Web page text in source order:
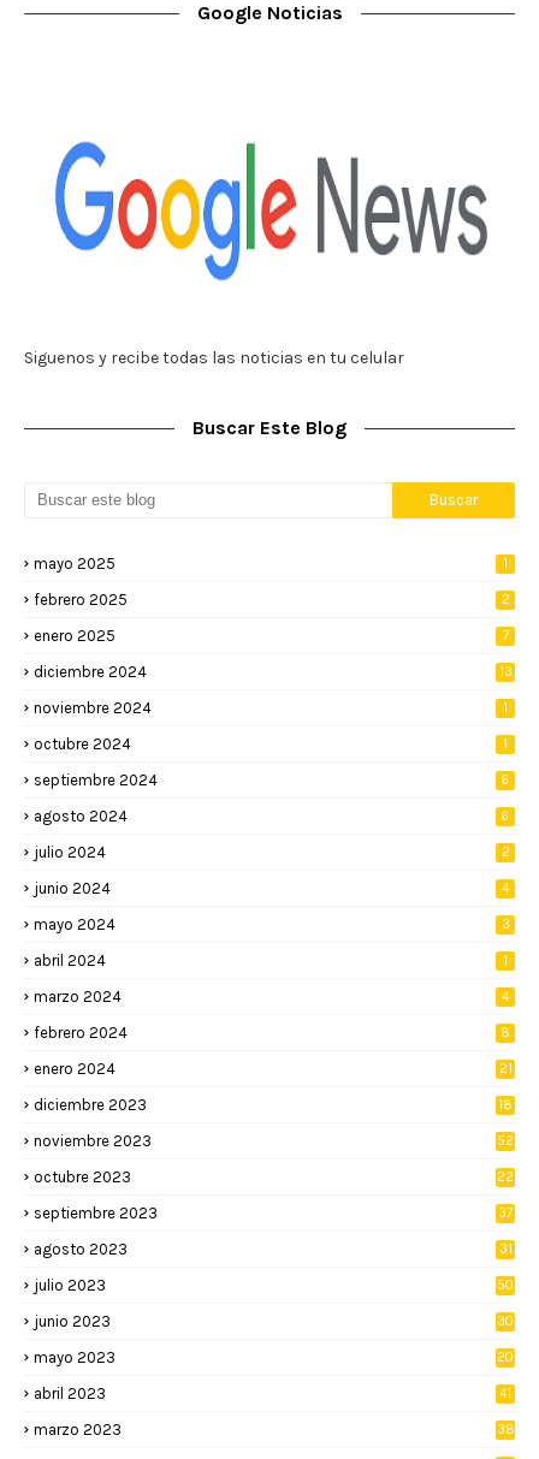
Google Noticias
Siguenos y recibe todas las noticias en tu celular
Buscar Este Blog
mayo 2025 1
febrero 2025 2
enero 2025 7
diciembre 2024 13
noviembre 2024 1
octubre 2024 1
septiembre 2024 6
agosto 2024 6
julio 2024 2
junio 2024 4
mayo 2024 3
abril 2024 1
marzo 2024 4
febrero 2024 8
enero 2024 21
diciembre 2023 18
noviembre 2023 52
octubre 2023 22
septiembre 2023 37
agosto 2023 31
julio 2023 50
junio 2023 30
mayo 2023 20
abril 2023 41
marzo 2023 38